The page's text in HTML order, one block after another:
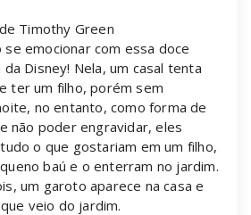
Timothy Green
emocionar com essa doce
Disney! Nela, um casal tenta
ter um filho, porém sem
no entanto, como forma de
não poder engravidar, eles
o que gostariam em um filho,
baú e o enterram no jardim.
um garoto aparece na casa e
veio do jardim.